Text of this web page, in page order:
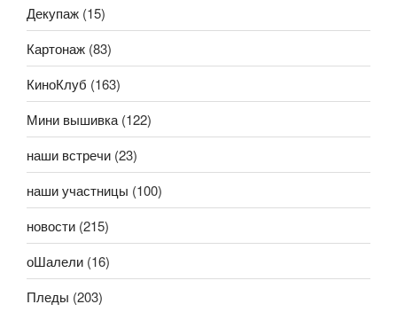
Декупаж (15)
Картонаж (83)
КиноКлуб (163)
Мини вышивка (122)
наши встречи (23)
наши участницы (100)
новости (215)
оШалели (16)
Пледы (203)